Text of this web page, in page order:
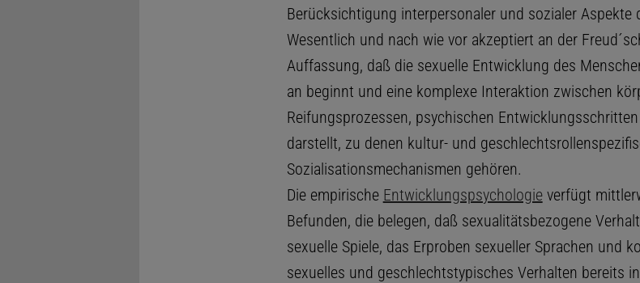
Berücksichtigung interpersonaler und sozialer Aspekte
Wesentlich und nach wie vor akzeptiert an der
Auffassung, daß die sexuelle Entwicklung des
an beginnt und eine komplexe Interaktion zwischen
Reifungsprozessen, psychischen
darstellt, zu denen kultur- und
Sozialisationsmechanismen gehören.
Die empirische Entwicklungspsychologieverfügt
Befunden, die belegen, daß sexualitätsbezogene
sexuelle Spiele, das Erproben sexueller Sprachen und
sexuelles und geschlechtstypisches Verhalten bereits